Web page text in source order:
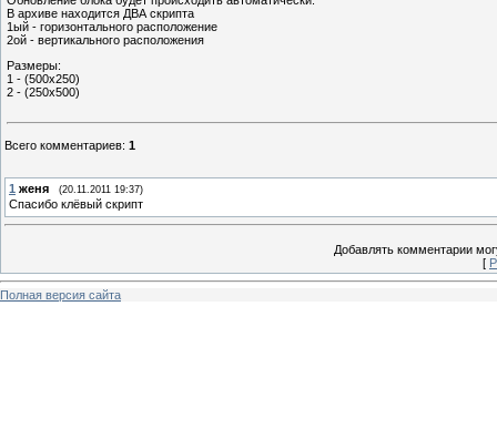
В архиве находится ДВА скрипта
1ый - горизонтального расположение
2ой - вертикального расположения
Размеры:
1 - (500x250)
2 - (250х500)
Всего комментариев: 1
1 женя (20.11.2011 19:37)
Спасибо клёвый скрипт
Добавлять комментарии
[
Полная версия сайта